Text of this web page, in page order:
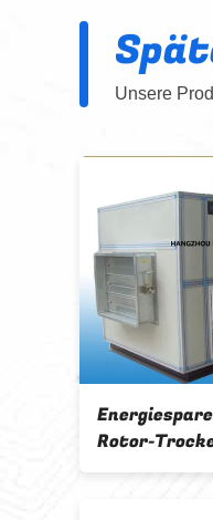
Unsere
5000 CMH
industrieller
Luftentfeuchter